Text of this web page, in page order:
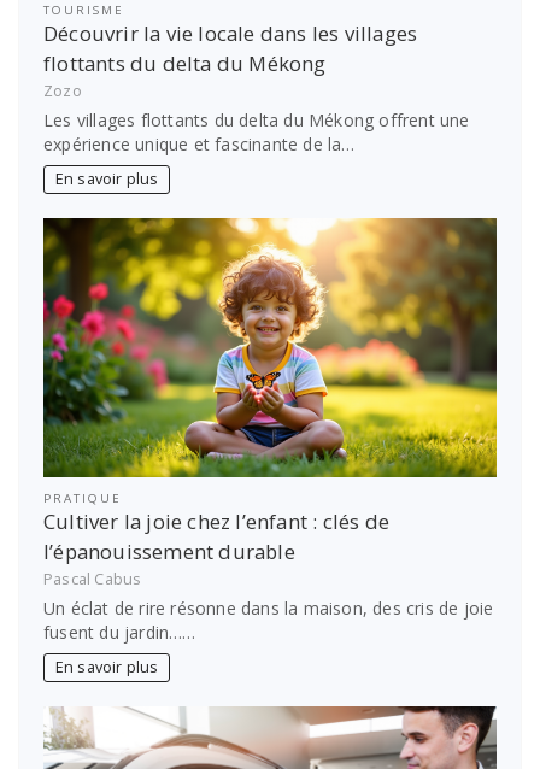
TOURISME
Découvrir la vie locale dans les villages
flottants du delta du Mékong
Zozo
Les villages flottants du delta du Mékong offrent une
expérience unique et fascinante de la…
En savoir plus
PRATIQUE
Cultiver la joie chez l’enfant : clés de
l’épanouissement durable
Pascal Cabus
Un éclat de rire résonne dans la maison, des cris de joie
fusent du jardin……
En savoir plus